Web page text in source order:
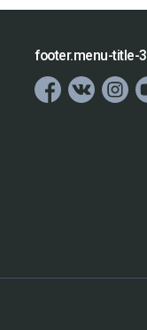
footer.menu-title-3